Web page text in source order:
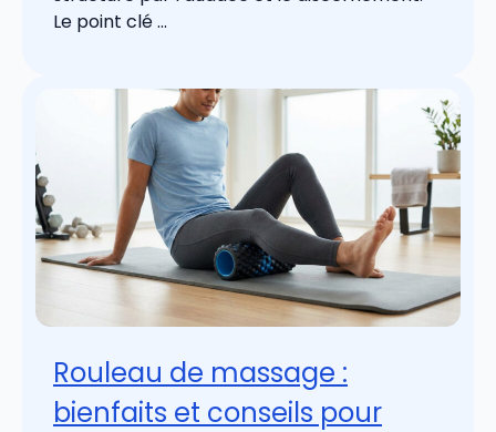
Le point clé ...
Rouleau de massage :
bienfaits et conseils pour